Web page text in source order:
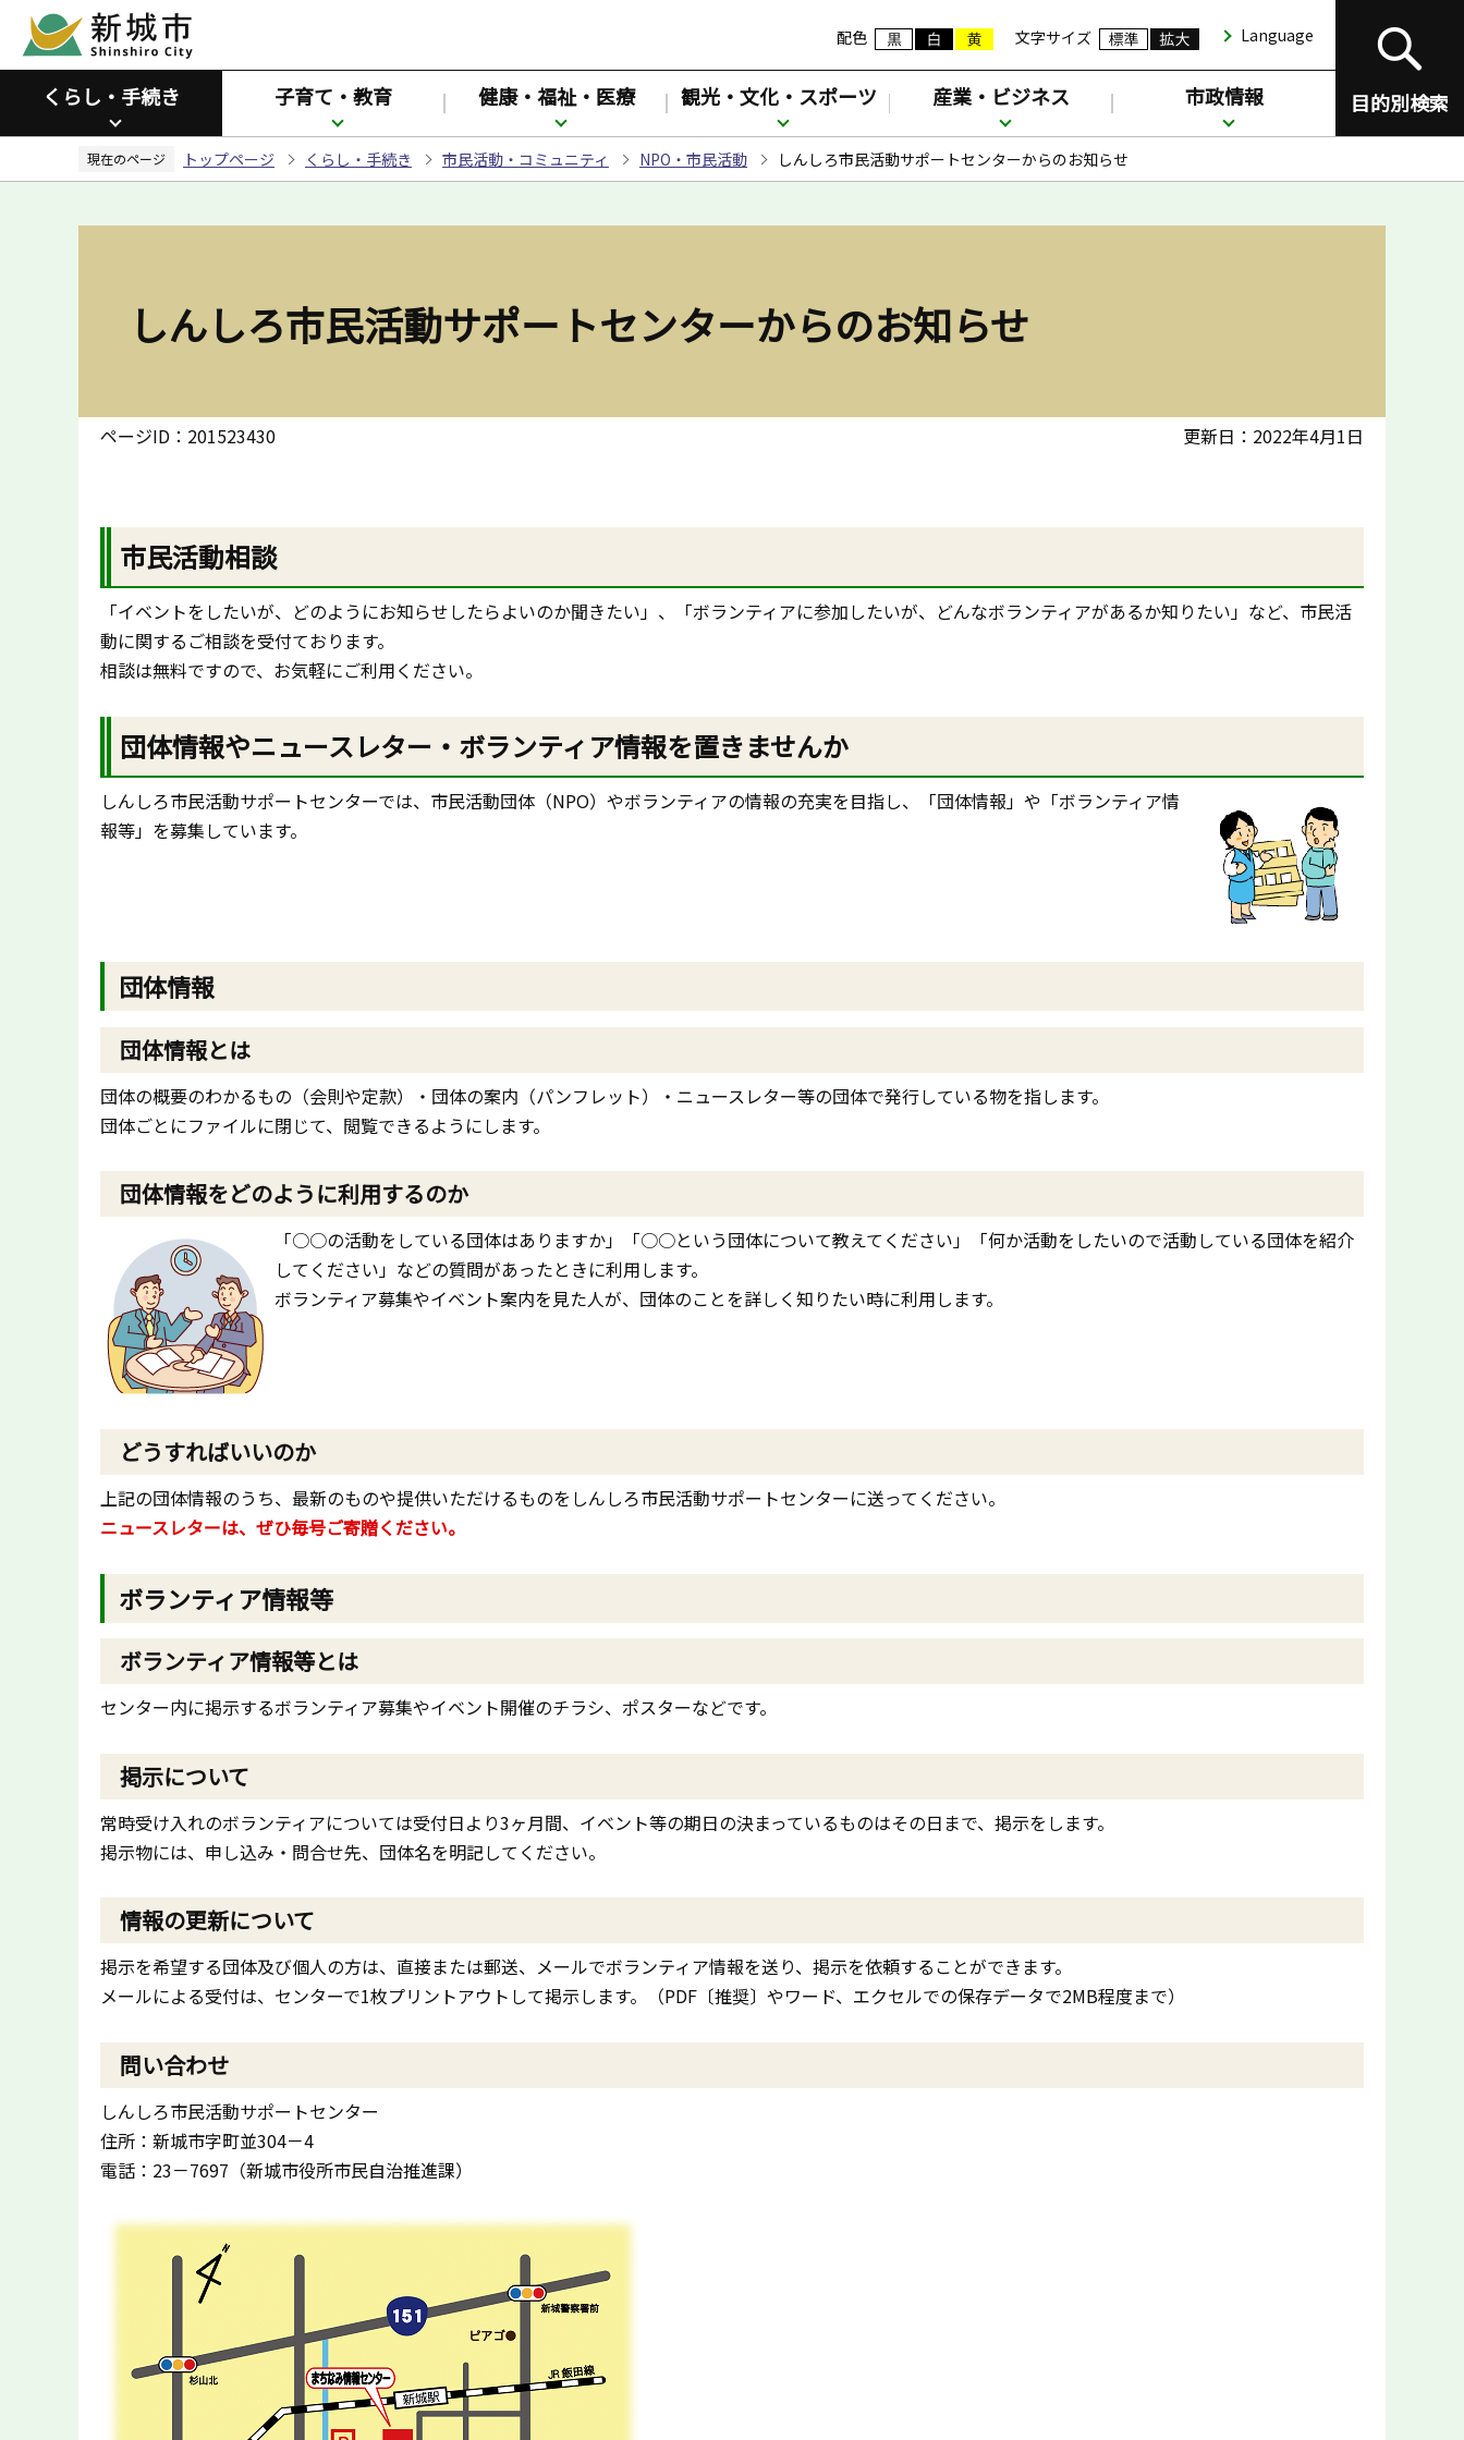
ペ
ジ
先
配色 文字サイズ Language
目的別検索
くらし・手続き 子育て・教育 健康・福祉・医療 観光・文化・スポーツ 産業・ビジネス 市政情報
現在のページ トップページ くらし・手続き 市民活動・コミュニティ NPO・市民活動 しんしろ市民活動サポートセンターからのお知らせ
しんしろ市民活動サポートセンターからのお知らせ
ページID：201523430 更新日：2022年4月1日
市民活動相談
「イベントをしたいが、どのようにお知らせしたらよいのか聞きたい」、「ボランティアに参加したいが、どんなボランティアがあるか知りたい」など、市民活
動に関するご相談を受付ております。
相談は無料ですので、お気軽にご利用ください。
団体情報やニュースレター・ボランティア情報を置きませんか
しんしろ市民活動サポートセンターでは、市民活動団体（NPO）やボランティアの情報の充実を目指し、「団体情報」や「ボランティア情
報等」を募集しています。
団体情報
団体情報とは
団体の概要のわかるもの（会則や定款）・団体の案内（パンフレット）・ニュースレター等の団体で発行している物を指します。
団体ごとにファイルに閉じて、閲覧できるようにします。
団体情報をどのように利用するのか
「○○の活動をしている団体はありますか」「○○という団体について教えてください」「何か活動をしたいので活動している団体を紹介
してください」などの質問があったときに利用します。
ボランティア募集やイベント案内を見た人が、団体のことを詳しく知りたい時に利用します。
どうすればいいのか
上記の団体情報のうち、最新のものや提供いただけるものをしんしろ市民活動サポートセンターに送ってください。
ニュースレターは、ぜひ毎号ご寄贈ください。
ボランティア情報等
ボランティア情報等とは
センター内に掲示するボランティア募集やイベント開催のチラシ、ポスターなどです。
掲示について
常時受け入れのボランティアについては受付日より3ヶ月間、イベント等の期日の決まっているものはその日まで、掲示をします。
掲示物には、申し込み・問合せ先、団体名を明記してください。
情報の更新について
掲示を希望する団体及び個人の方は、直接または郵送、メールでボランティア情報を送り、掲示を依頼することができます。
メールによる受付は、センターで1枚プリントアウトして掲示します。（PDF〔推奨〕やワード、エクセルでの保存データで2MB程度まで）
問い合わせ
しんしろ市民活動サポートセンター
住所：新城市字町並304－4
電話：23－7697（新城市役所市民自治推進課）